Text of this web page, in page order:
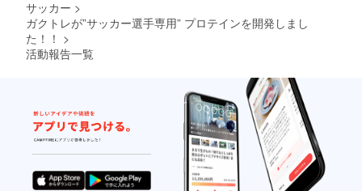
サッカー >
ガクトレが”サッカー選手専用” プロテインを開発しまし
た！！ >
活動報告一覧